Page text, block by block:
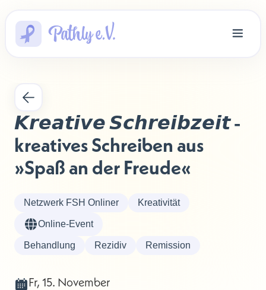
𝙆𝙧𝙚𝙖𝙩𝙞𝙫𝙚 𝙎𝙘𝙝𝙧𝙚𝙞𝙗𝙯𝙚𝙞𝙩 -
kreatives Schreiben aus
»Spaß an der Freude«
Netzwerk FSH Onliner Kreativität
Online-Event
Behandlung Rezidiv Remission
Fr, 15. November